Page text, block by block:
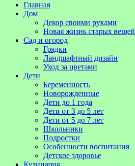
Главная
Дом
Декор своими руками
Новая жизнь старых вещей
Сад и огород
Грядки
Ландшафтный дизайн
Уход за цветами
Дети
Беременность
Новорожденные
Дети до 1 года
Дети от 3 до 5 лет
Дети от 5 до 7 лет
Школьники
Подростки
Особенности воспитания
Детское здоровье
Кулинария